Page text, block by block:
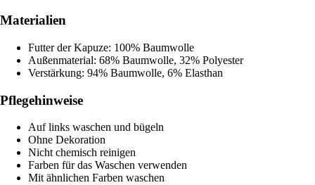
Materialien
Futter der Kapuze: 100% Baumwolle
Außenmaterial: 68% Baumwolle, 32% Polyester
Verstärkung: 94% Baumwolle, 6% Elasthan
Pflegehinweise
Auf links waschen und bügeln
Ohne Dekoration
Nicht chemisch reinigen
Farben für das Waschen verwenden
Mit ähnlichen Farben waschen